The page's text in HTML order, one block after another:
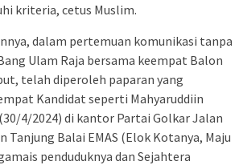
kriteria, cetus Muslim.
dalam pertemuan komunikasi tanpa
Ulam Raja bersama keempat Balon
telah diperoleh paparan yang
Kandidat seperti Mahyaruddiin
4/2024) di kantor Partai Golkar Jalan
Tanjung Balai EMAS (Elok Kotanya, Maju
penduduknya dan Sejahtera